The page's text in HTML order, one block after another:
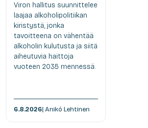
Viron hallitus suunnittelee
laajaa alkoholipolitiikan
kiristystä, jonka
tavoitteena on vähentää
alkoholin kulutusta ja siitä
aiheutuvia haittoja
vuoteen 2035 mennessä.
6.8.2026| Anikó Lehtinen